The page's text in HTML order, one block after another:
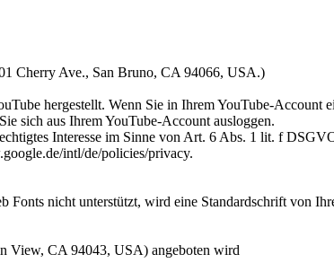
Cherry Ave., San Bruno, CA 94066, USA.)
hergestellt. Wenn Sie in Ihrem YouTube-Account
sich aus Ihrem YouTube-Account ausloggen.
Interesse im Sinne von Art. 6 Abs. 1 lit. f
intl/de/policies/privacy.
Fonts nicht unterstützt, wird eine Standardschrift von
View, CA 94043, USA) angeboten wird